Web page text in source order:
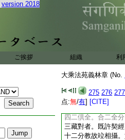
version 2018
ご挨拶 組織 利
大乘法苑義林章 (No.
275 276 277
点:無/有] [CITE]
中第三卷説。護大
九。謂除因縁･譬
九部。故知聲聞具
餘三名爲聲聞。聲
無有能得無上果故
有。法花經中第一
法隨順衆生。説入
彼自説九。謂除記
具有十二。故知二
四句分別。一大全
非大。如涅槃經。
四二倶全。合二全
三藏對者。既許契
十二分教故竝相攝